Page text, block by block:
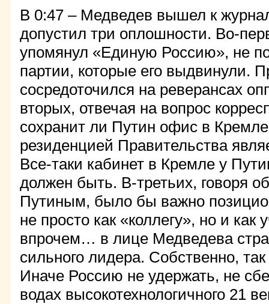
В 0:47 – Медведев вышел к
допустил три оплошности. Во-
упомянул «Единую Россию», не
партии, которые его выдвинули.
сосредоточился на реверансах
вторых, отвечая на вопрос
сохранит ли Путин офис в
резиденцией Правительства
Все-таки кабинет в Кремле у
должен быть. В-третьих, говоря
Путиным, было бы важно
не просто как «коллегу», но и как
впрочем… в лице Медведева
сильного лидера. Собственно,
Иначе Россию не удержать, не
водах высокотехнологичного 21